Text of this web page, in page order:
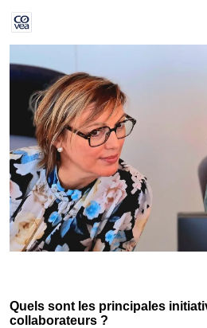
Quels sont les principales
collaborateurs ?